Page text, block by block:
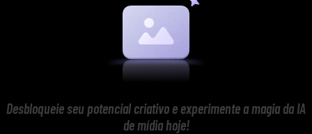
Desbloqueie seu potencial criativo e experimente a magia da IA
de mídia hoje!